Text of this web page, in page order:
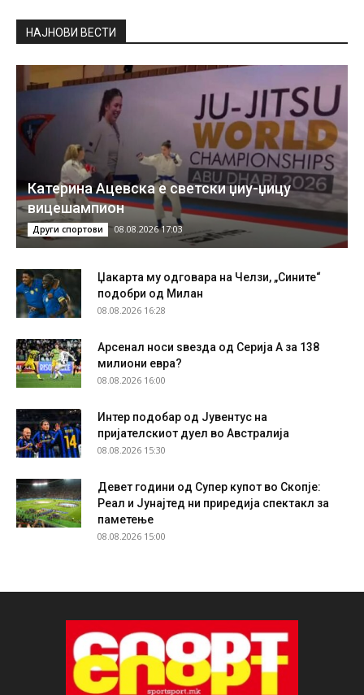
НAЈНОВИ ВЕСТИ
Катерина Ацевска е светски џиу-џицу
вицешампион
Други спортови 08.08.2026 17:03
Џакарта му одговара на Челзи, „Сините“
подобри од Милан
08.08.2026 16:28
Арсенал носи ѕвезда од Серија А за 138
милиони евра?
08.08.2026 16:00
Интер подобар од Јувентус на
пријателскиот дуел во Австралија
08.08.2026 15:30
Девет години од Супер купот во Скопје:
Реал и Јунајтед ни приредија спектакл за
паметење
08.08.2026 15:00